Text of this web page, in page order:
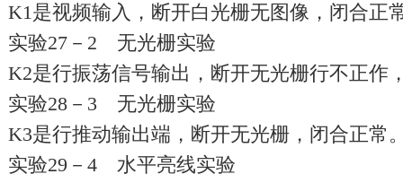
K1是视频输入，断开白光栅无图像，闭合正
实验27－2 无光栅实验
K2是行振荡信号输出，断开无光栅行不正作
实验28－3 无光栅实验
K3是行推动输出端，断开无光栅，闭合正常
实验29－4 水平亮线实验